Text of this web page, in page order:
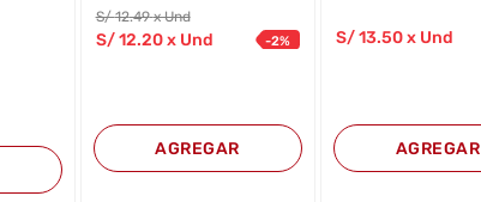
S/12.49 x Und
S/12.20 x Und -2%
AGREGAR
S/13.50x Und
AGREGAR